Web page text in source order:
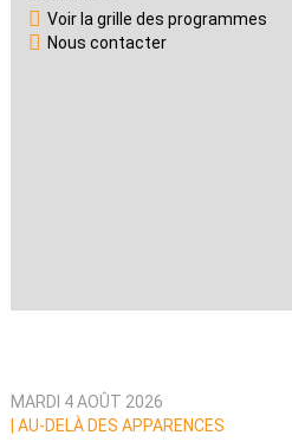
Voir la grille des programmes
Nous contacter
MARDI 4 AOÛT 2026
AU-DELÀ DES APPARENCES